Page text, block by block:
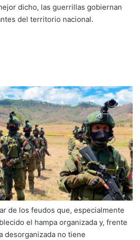
dicho, las guerrillas gobiernan
del territorio nacional.
de los feudos que, especialmente
el hampa organizada y, frente
desorganizada no tiene